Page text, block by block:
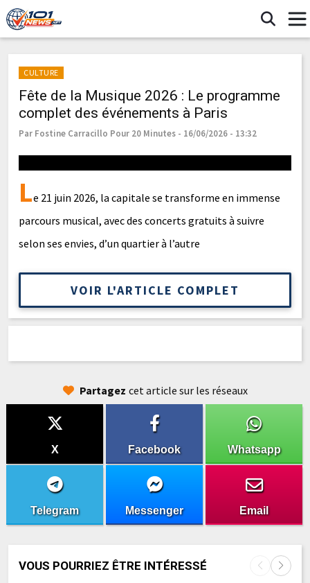
CULTURE
Fête de la Musique 2026 : Le programme
complet des événements à Paris
Par Fostine Carracillo Pour 20 Minutes - 16/06/2026 - 13:32
Le 21 juin 2026, la capitale se transforme en immense
parcours musical, avec des concerts gratuits à suivre
selon ses envies, d’un quartier à l’autre
VOIR L'ARTICLE COMPLET
Partagez cet article sur les réseaux
X Facebook Whatsapp
Telegram Messenger Email
VOUS POURRIEZ ÊTRE INTÉRESSÉ